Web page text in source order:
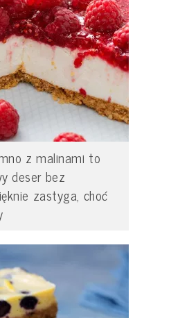
z malinami to
deser bez
zastyga, choć